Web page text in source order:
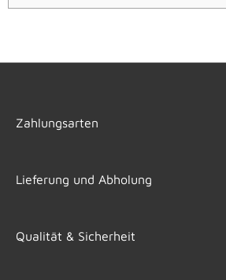
Zahlungsarten
Lieferung und Abholung
Qualität & Sicherheit